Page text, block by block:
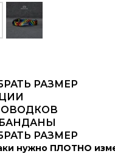
РАЗМЕР
РАЗМЕР
нужно ПЛОТНО